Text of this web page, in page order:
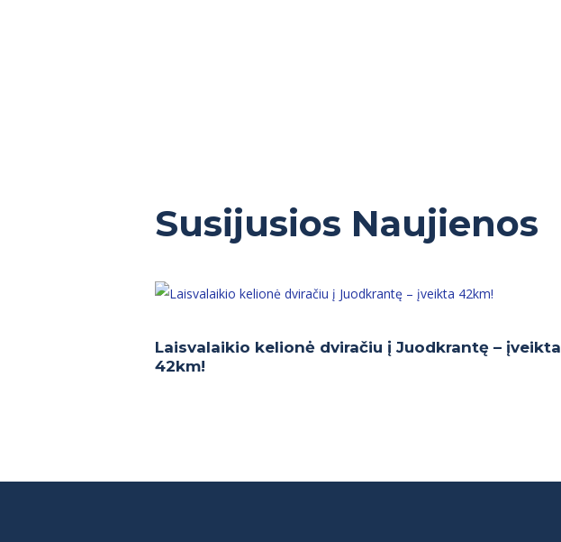
Susijusios Naujienos
Laisvalaikio kelionė dviračiu į Juodkrantę – įveikta
42km!